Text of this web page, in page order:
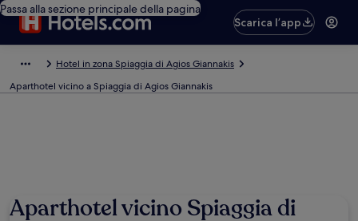
Passa alla sezione principale della pagina
Scarica l’app
Hotel in zona Spiaggia di Agios Giannakis
Aparthotel vicino a Spiaggia di Agios Giannakis
Aparthotel vicino Spiaggia di